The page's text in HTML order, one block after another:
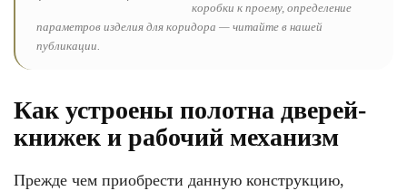
коробки к проему, определение
параметров изделия для коридора — читайте в нашей
публикации.
Как устроены полотна дверей-
книжек и рабочий механизм
Прежде чем приобрести данную конструкцию,